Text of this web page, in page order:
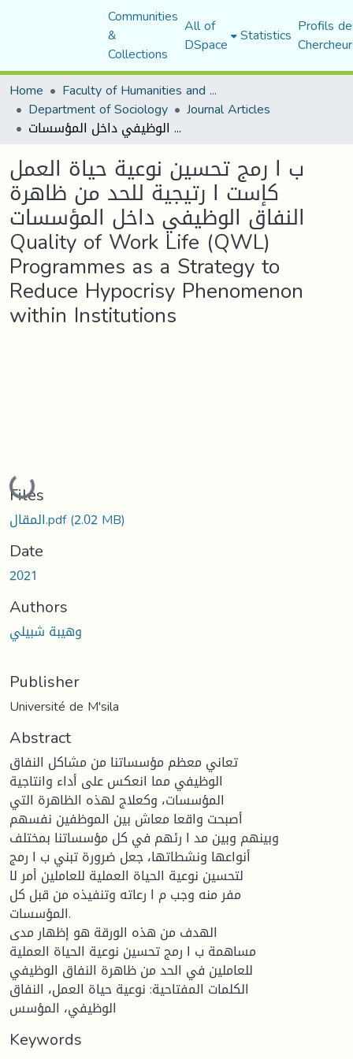
Communities
&
Collections
All of
DSpace Statistics Profils
Home
Faculty of Humanities and Social Sciences
Department of Sociology Journal Articles
ب ا رمج تحسين نوعية حياة العمل كإست ا رتيجية للحد من ظاهرة النفاق الوظيفي داخل المؤسسات Quality of Work Life (QWL) Programmes as a Strategy to Reduce Hypocrisy Phenomenon within Institutions
ب ا رمج تحسين نوعية حياة العمل
كإست ا رتيجية للحد من ظاهرة
النفاق الوظيفي داخل المؤسسات
Quality of Work Life (QWL)
Programmes as a Strategy to
Reduce Hypocrisy Phenomenon
within Institutions
Loading...
Files
المقال.pdf(2.02 MB)
Date
2021
Authors
وهيبة شبيلي
Publisher
Université de M'sila
Abstract
تعاني معظم مؤسساتنا من مشاكل النفاق
الوظيفي مما انعكس على أداء وانتاجية
المؤسسات، وكعلاج لهذه الظاهرة التي
أصبحت واقعا معاش بين الموظفين نفسهم
وبينهم وبين مد ا رئهم في كل مؤسساتنا بمختلف
أنواعها ونشطاتها، جعل ضرورة تبني ب ا رمج
لتحسين نوعية الحياة العملية للعاملين أمر لا
مفر منه وجب م ا رعاته وتنفيذه من قبل كل
المؤسسات.
الهدف من هذه الورقة هو إظهار مدى
مساهمة ب ا رمج تحسين نوعية الحياة العملية
للعاملين في الحد من ظاهرة النفاق الوظيفي
الكلمات المفتاحية: نوعية حياة العمل، النفاق
الوظيفي، المؤسس
Keywords